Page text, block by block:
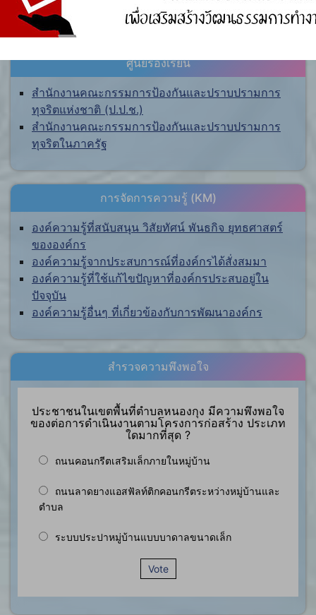
ศูนย์ร้องเรียน
สำนักงานคณะกรรมการป้องกันและปราบปรามการ
ทุจริตแห่งชาติ (ป.ป.ช.)
สำนักงานคณะกรรมการป้องกันและปราบปรามการ
ทุจริตในภาครัฐ
การจัดการความรู้ (KM)
องค์ความรู้ที่สนับสนุน วิสัยทัศน์ พันธกิจ ยุทธศาสตร์
ขององค์กร
องค์ความรู้จากประสบการณ์ที่องค์กรได้สั่งสมมา
องค์ความรู้ที่ใช้แก้ไขปัญหาที่องค์กรประสบอยู่ใน
ปัจจุบัน
องค์ความรู้อื่นๆ ที่เกี่ยวข้องกับการพัฒนาองค์กร
สำรวจความพึงพอใจ
ประชาชนในเขตพื้นที่ตำบลหนองกุง มีความพึงพอใจ
ของต่อการดำเนินงานตามโครงการก่อสร้าง ประเภท
ใดมากที่สุด ?
ถนนคอนกรีตเสริมเล็กภายในหมู่บ้าน
ถนนลาดยางแอสฟัลท์ติกคอนกรีตระหว่างหมู่บ้านและ
ตำบล
ระบบประปาหมู่บ้านแบบบาดาลขนาดเล็ก
Vote